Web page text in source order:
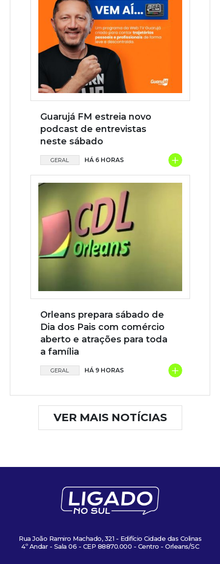
Guarujá FM estreia novo
podcast de entrevistas
neste sábado
GERAL HÁ 6 HORAS +
Orleans prepara sábado de
Dia dos Pais com comércio
aberto e atrações para toda
a família
GERAL HÁ 9 HORAS +
VER MAIS NOTÍCIAS
Rua João Ramiro Machado, 321 - Edifício Cidade das Colinas
4º Andar - Sala 06 - CEP 88870.000 - Centro - Orleans/SC